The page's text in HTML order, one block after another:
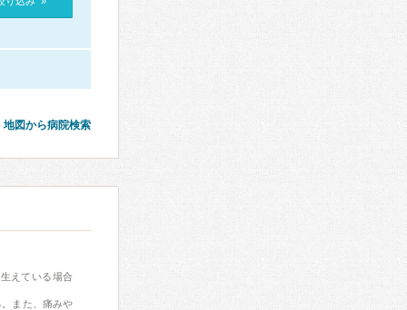
地図から病院検索
えている場合
また、痛みや